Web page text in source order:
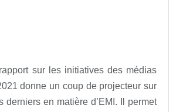
sur les initiatives des médias
donne un coup de projecteur sur
en matière d’EMI. Il permet